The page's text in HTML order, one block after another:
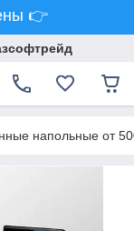
👉
напольные от